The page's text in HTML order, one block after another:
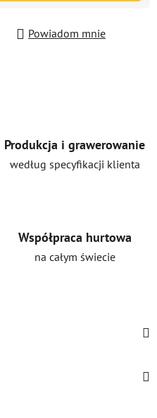
Powiadom mnie
Produkcja i grawerowanie
według specyfikacji klienta
Współpraca hurtowa
na całym świecie